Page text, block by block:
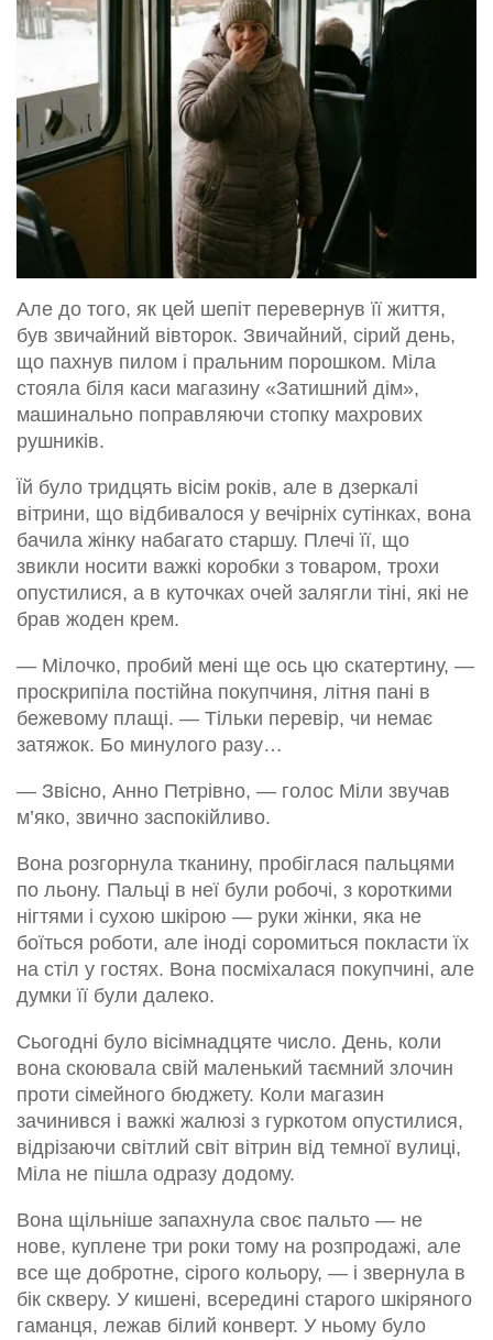
Але до того, як цей шепіт перевернув її життя,
був звичайний вівторок. Звичайний, сірий день,
що пахнув пилом і пральним порошком. Міла
стояла біля каси магазину «Затишний дім»,
машинально поправляючи стопку махрових
рушників.
Їй було тридцять вісім років, але в дзеркалі
вітрини, що відбивалося у вечірніх сутінках, вона
бачила жінку набагато старшу. Плечі її, що
звикли носити важкі коробки з товаром, трохи
опустилися, а в куточках очей залягли тіні, які не
брав жоден крем.
— Мілочко, пробий мені ще ось цю скатертину, —
проскрипіла постійна покупчиня, літня пані в
бежевому плащі. — Тільки перевір, чи немає
затяжок. Бо минулого разу…
— Звісно, Анно Петрівно, — голос Міли звучав
м’яко, звично заспокійливо.
Вона розгорнула тканину, пробіглася пальцями
по льону. Пальці в неї були робочі, з короткими
нігтями і сухою шкірою — руки жінки, яка не
боїться роботи, але іноді соромиться покласти їх
на стіл у гостях. Вона посміхалася покупчині, але
думки її були далеко.
Сьогодні було вісімнадцяте число. День, коли
вона скоювала свій маленький таємний злочин
проти сімейного бюджету. Коли магазин
зачинився і важкі жалюзі з гуркотом опустилися,
відрізаючи світлий світ вітрин від темної вулиці,
Міла не пішла одразу додому.
Вона щільніше запахнула своє пальто — не
нове, куплене три роки тому на розпродажі, але
все ще добротне, сірого кольору, — і звернула в
бік скверу. У кишені, всередині старого шкіряного
гаманця, лежав білий конверт. У ньому було